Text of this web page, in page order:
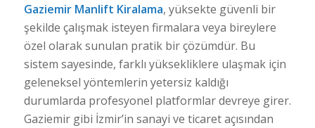
Gaziemir Manlift Kiralama, yüksekte güvenli bir
şekilde çalışmak isteyen firmalara veya bireylere
özel olarak sunulan pratik bir çözümdür. Bu
sistem sayesinde, farklı yüksekliklere ulaşmak için
geleneksel yöntemlerin yetersiz kaldığı
durumlarda profesyonel platformlar devreye girer.
Gaziemir gibi İzmir’in sanayi ve ticaret açısından